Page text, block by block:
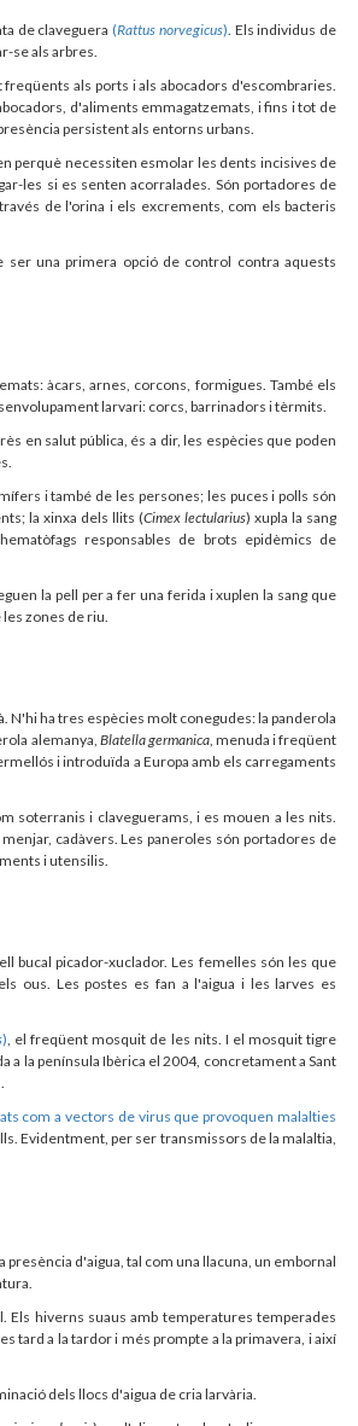
de claveguera(Rattus norvegicus) . Els individus de
se als arbres.
als ports i als abocadors d'escombraries.
d'aliments emmagatzemats, i fins i tot de
persistent als entorns urbans.
perquè necessiten esmolar les dents incisives de
les si es senten acorralades. Són portadores de
de l'orina i els excrements, com els bacteris
una primera opció de control contra aquests
àcars, arnes, corcons, formigues. També els
larvari: corcs, barrinadors i tèrmits.
en salut pública, és a dir, les espècies que poden
i també de les persones; les puces i polls són
la xinxa dels llits (Cimex lectularius) xupla la sang
responsables de brots epidèmics de
la pell per a fer una ferida i xuplen la sang que
zones de riu.
ha tres espècies molt conegudes: la panderola
alemanya, Blatella germanica, menuda i freqüent
i introduïda a Europa amb els carregaments
soterranis i claveguerams, i es mouen a les nits.
cadàvers. Les paneroles són portadores de
i utensilis.
bucal picador-xuclador. Les femelles són les que
ous. Les postes es fan a l'aigua i les larves es
) , el freqüent mosquit de les nits. I el mosquit tigre
a la península Ibèrica el 2004, concretament a Sant
com a vectors de virus que provoquen malalties
Evidentment, per ser transmissors de la malaltia,
d'aigua, tal com una llacuna, un embornal
Els hiverns suaus amb temperatures temperades
tard a la tardor i més prompte a la primavera, i així
dels llocs d'aigua de cria larvària.